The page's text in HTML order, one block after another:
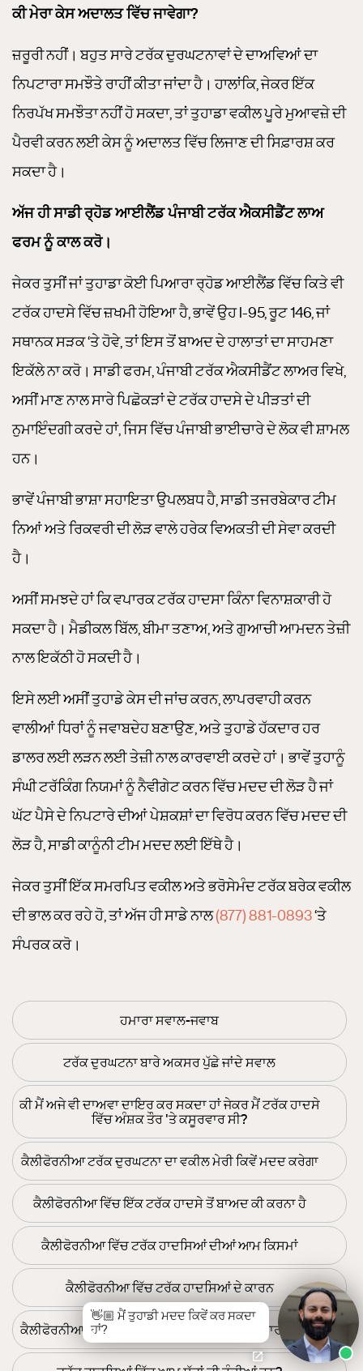
ਕੀ ਮੇਰਾ ਕੇਸ ਅਦਾਲਤ ਵਿੱਚ ਜਾਵੇਗਾ?
ਜ਼ਰੂਰੀ ਨਹੀਂ। ਬਹੁਤ ਸਾਰੇ ਟਰੱਕ ਦੁਰਘਟਨਾਵਾਂ ਦੇ ਦਾਅਵਿਆਂ ਦਾ
ਨਿਪਟਾਰਾ ਸਮਝੌਤੇ ਰਾਹੀਂ ਕੀਤਾ ਜਾਂਦਾ ਹੈ। ਹਾਲਾਂਕਿ, ਜੇਕਰ ਇੱਕ
ਨਿਰਪੱਖ ਸਮਝੌਤਾ ਨਹੀਂ ਹੋ ਸਕਦਾ, ਤਾਂ ਤੁਹਾਡਾ ਵਕੀਲ ਪੂਰੇ ਮੁਆਵਜ਼ੇ ਦੀ
ਪੈਰਵੀ ਕਰਨ ਲਈ ਕੇਸ ਨੂੰ ਅਦਾਲਤ ਵਿੱਚ ਲਿਜਾਣ ਦੀ ਸਿਫ਼ਾਰਸ਼ ਕਰ
ਸਕਦਾ ਹੈ।
ਅੱਜ ਹੀ ਸਾਡੀ ਰ੍ਹੋਡ ਆਈਲੈਂਡ ਪੰਜਾਬੀ ਟਰੱਕ ਐਕਸੀਡੈਂਟ ਲਾਅ
ਫਰਮ ਨੂੰ ਕਾਲ ਕਰੋ।
ਜੇਕਰ ਤੁਸੀਂ ਜਾਂ ਤੁਹਾਡਾ ਕੋਈ ਪਿਆਰਾ ਰ੍ਹੋਡ ਆਈਲੈਂਡ ਵਿੱਚ ਕਿਤੇ ਵੀ
ਟਰੱਕ ਹਾਦਸੇ ਵਿੱਚ ਜ਼ਖਮੀ ਹੋਇਆ ਹੈ, ਭਾਵੇਂ ਉਹ I-95, ਰੂਟ 146, ਜਾਂ
ਸਥਾਨਕ ਸੜਕ ‘ਤੇ ਹੋਵੇ, ਤਾਂ ਇਸ ਤੋਂ ਬਾਅਦ ਦੇ ਹਾਲਾਤਾਂ ਦਾ ਸਾਹਮਣਾ
ਇਕੱਲੇ ਨਾ ਕਰੋ। ਸਾਡੀ ਫਰਮ, ਪੰਜਾਬੀ ਟਰੱਕ ਐਕਸੀਡੈਂਟ ਲਾਅਰ ਵਿਖੇ,
ਅਸੀਂ ਮਾਣ ਨਾਲ ਸਾਰੇ ਪਿਛੋਕੜਾਂ ਦੇ ਟਰੱਕ ਹਾਦਸੇ ਦੇ ਪੀੜਤਾਂ ਦੀ
ਨੁਮਾਇੰਦਗੀ ਕਰਦੇ ਹਾਂ, ਜਿਸ ਵਿੱਚ ਪੰਜਾਬੀ ਭਾਈਚਾਰੇ ਦੇ ਲੋਕ ਵੀ ਸ਼ਾਮਲ
ਹਨ।
ਭਾਵੇਂ ਪੰਜਾਬੀ ਭਾਸ਼ਾ ਸਹਾਇਤਾ ਉਪਲਬਧ ਹੈ, ਸਾਡੀ ਤਜਰਬੇਕਾਰ ਟੀਮ
ਨਿਆਂ ਅਤੇ ਰਿਕਵਰੀ ਦੀ ਲੋੜ ਵਾਲੇ ਹਰੇਕ ਵਿਅਕਤੀ ਦੀ ਸੇਵਾ ਕਰਦੀ
ਹੈ।
ਅਸੀਂ ਸਮਝਦੇ ਹਾਂ ਕਿ ਵਪਾਰਕ ਟਰੱਕ ਹਾਦਸਾ ਕਿੰਨਾ ਵਿਨਾਸ਼ਕਾਰੀ ਹੋ
ਸਕਦਾ ਹੈ। ਮੈਡੀਕਲ ਬਿੱਲ, ਬੀਮਾ ਤਣਾਅ, ਅਤੇ ਗੁਆਚੀ ਆਮਦਨ ਤੇਜ਼ੀ
ਨਾਲ ਇਕੱਠੀ ਹੋ ਸਕਦੀ ਹੈ।
ਇਸੇ ਲਈ ਅਸੀਂ ਤੁਹਾਡੇ ਕੇਸ ਦੀ ਜਾਂਚ ਕਰਨ, ਲਾਪਰਵਾਹੀ ਕਰਨ
ਵਾਲੀਆਂ ਧਿਰਾਂ ਨੂੰ ਜਵਾਬਦੇਹ ਬਣਾਉਣ, ਅਤੇ ਤੁਹਾਡੇ ਹੱਕਦਾਰ ਹਰ
ਡਾਲਰ ਲਈ ਲੜਨ ਲਈ ਤੇਜ਼ੀ ਨਾਲ ਕਾਰਵਾਈ ਕਰਦੇ ਹਾਂ। ਭਾਵੇਂ ਤੁਹਾਨੂੰ
ਸੰਘੀ ਟਰੱਕਿੰਗ ਨਿਯਮਾਂ ਨੂੰ ਨੈਵੀਗੇਟ ਕਰਨ ਵਿੱਚ ਮਦਦ ਦੀ ਲੋੜ ਹੈ ਜਾਂ
ਘੱਟ ਪੈਸੇ ਦੇ ਨਿਪਟਾਰੇ ਦੀਆਂ ਪੇਸ਼ਕਸ਼ਾਂ ਦਾ ਵਿਰੋਧ ਕਰਨ ਵਿੱਚ ਮਦਦ ਦੀ
ਲੋੜ ਹੈ, ਸਾਡੀ ਕਾਨੂੰਨੀ ਟੀਮ ਮਦਦ ਲਈ ਇੱਥੇ ਹੈ।
ਜੇਕਰ ਤੁਸੀਂ ਇੱਕ ਸਮਰਪਿਤ ਵਕੀਲ ਅਤੇ ਭਰੋਸੇਮੰਦ ਟਰੱਕ ਬਰੇਕ ਵਕੀਲ
ਦੀ ਭਾਲ ਕਰ ਰਹੇ ਹੋ, ਤਾਂ ਅੱਜ ਹੀ ਸਾਡੇ ਨਾਲ(877) 881-0893‘ਤੇ
ਸੰਪਰਕ ਕਰੋ।
ਹਮਾਰਾ ਸਵਾਲ-ਜਵਾਬ
ਟਰੱਕ ਦੁਰਘਟਨਾ ਬਾਰੇ ਅਕਸਰ ਪੁੱਛੇ ਜਾਂਦੇ ਸਵਾਲ
ਕੀ ਮੈਂ ਅਜੇ ਵੀ ਦਾਅਵਾ ਦਾਇਰ ਕਰ ਸਕਦਾ ਹਾਂ ਜੇਕਰ ਮੈਂ ਟਰੱਕ ਹਾਦਸੇ
ਵਿੱਚ ਅੰਸ਼ਕ ਤੌਰ 'ਤੇ ਕਸੂਰਵਾਰ ਸੀ?
ਕੈਲੀਫੋਰਨੀਆ ਟਰੱਕ ਦੁਰਘਟਨਾ ਦਾ ਵਕੀਲ ਮੇਰੀ ਕਿਵੇਂ ਮਦਦ ਕਰੇਗਾ
ਕੈਲੀਫੋਰਨੀਆ ਵਿੱਚ ਇੱਕ ਟਰੱਕ ਹਾਦਸੇ ਤੋਂ ਬਾਅਦ ਕੀ ਕਰਨਾ ਹੈ
ਕੈਲੀਫੋਰਨੀਆ ਵਿੱਚ ਟਰੱਕ ਹਾਦਸਿਆਂ ਦੀਆਂ ਆਮ ਕਿਸਮਾਂ
ਕੈਲੀਫੋਰਨੀਆ ਵਿੱਚ ਟਰੱਕ ਹਾਦਸਿਆਂ ਦੇ ਕਾਰਨ
ਕੈਲੀਫੋਰਨੀਆ ਵਿੱਚ ਟਰੱਕ ਦੁਰਘਟਨਾ ਲਈ ਔਸਤ ਨਿਪਟਾਰਾ ਕੀ ਹੈ?
👋🏼 ਮੈਂ ਤੁਹਾਡੀ ਮਦਦ ਕਿਵੇਂ ਕਰ ਸਕਦਾ
ਹਾਂ?